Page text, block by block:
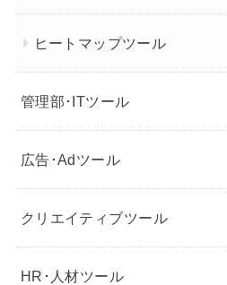
ヒートマップツール
管理部･ITツール
広告･Adツール
クリエイティブツール
HR･人材ツール